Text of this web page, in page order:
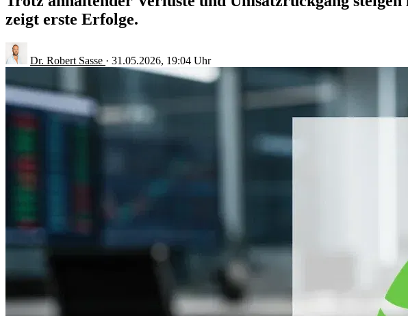
zeigt erste Erfolge.
Dr. Robert Sasse · 31.05.2026, 19:04 Uhr